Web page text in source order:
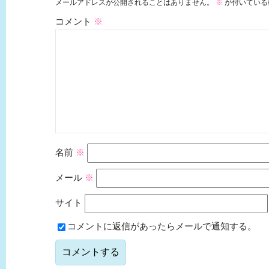
メールアドレスが公開されることはありません。 ※ が付いてい
コメント ※
名前 ※
メール ※
サイト
コメントに返信があったらメールで通知する。